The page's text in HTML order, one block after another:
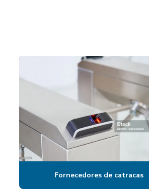
Fornecedores de catracas